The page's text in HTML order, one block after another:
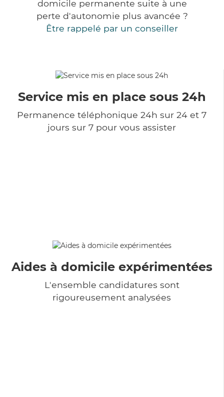
domicile permanente suite à une
perte d'autonomie plus avancée ?
Être rappelé par un conseiller
Service mis en place sous 24h
Permanence téléphonique 24h sur 24 et 7
jours sur 7 pour vous assister
Aides à domicile expérimentées
L'ensemble candidatures sont
rigoureusement analysées